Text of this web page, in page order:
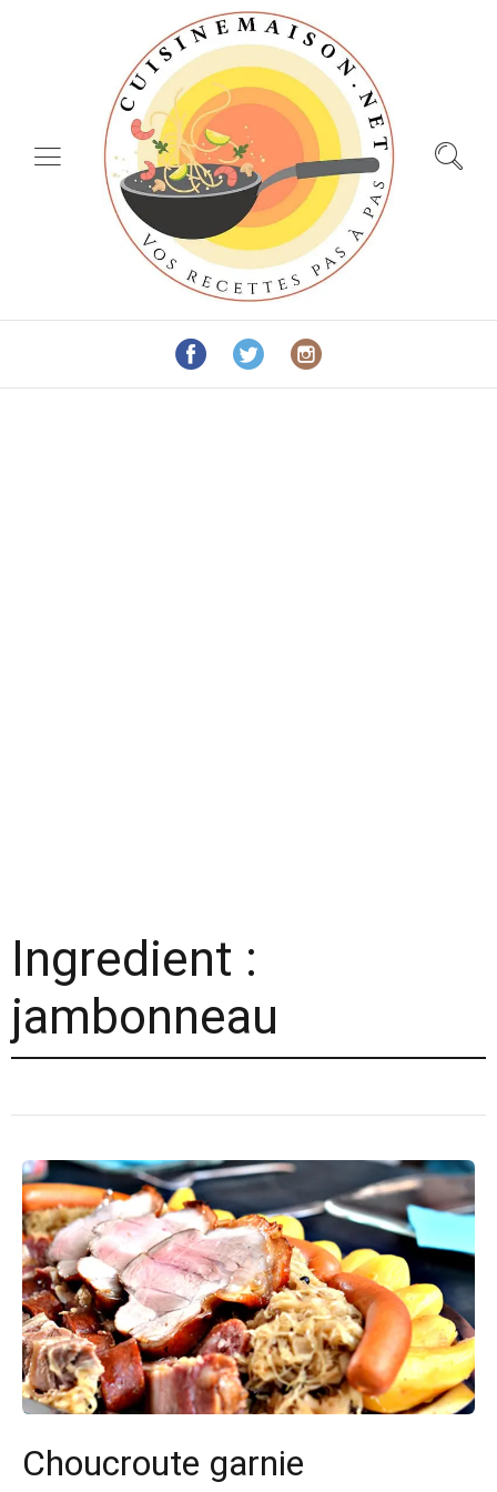
Ingredient :
jambonneau
Choucroute garnie